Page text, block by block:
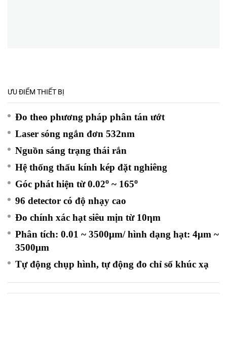
ƯU ĐIỂM THIẾT BỊ
Đo theo phương pháp phân tán ướt
Laser sóng ngắn đơn 532nm
Nguồn sáng trạng thái rắn
Hệ thống thấu kính kép đặt nghiêng
Góc phát hiện từ 0.02o ~ 165o
96 detector có độ nhạy cao
Đo chính xác hạt siêu mịn từ 10ηm
Phân tích: 0.01 ~ 3500μm/ hình dạng hạt: 4μm ~
3500μm
Tự động chụp hình, tự động đo chỉ số khúc xạ